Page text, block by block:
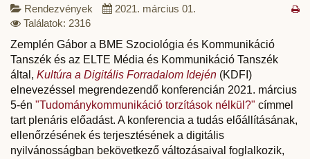
Rendezvények
2021. március 01.
Találatok: 2316
Zemplén Gábor a BME Szociológia és Kommunikáció
Tanszék és az ELTE Média és Kommunikáció Tanszék
által, Kultúra a Digitális Forradalom Idején (KDFI)
elnevezéssel megrendezendő konferencián 2021. március
5-én "Tudománykommunikáció torzítások nélkül?" címmel
tart plenáris előadást. A konferencia a tudás előállításának,
ellenőrzésének és terjesztésének a digitális
nyilvánosságban bekövetkező változásaival foglalkozik,